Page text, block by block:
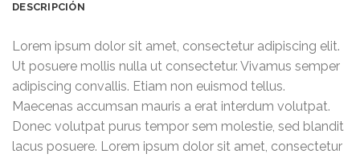
DESCRIPCIÓN
Lorem ipsum dolor sit amet, consectetur adipiscing elit.
Ut posuere mollis nulla ut consectetur. Vivamus semper
adipiscing convallis. Etiam non euismod tellus.
Maecenas accumsan mauris a erat interdum volutpat.
Donec volutpat purus tempor sem molestie, sed blandit
lacus posuere. Lorem ipsum dolor sit amet, consectetur